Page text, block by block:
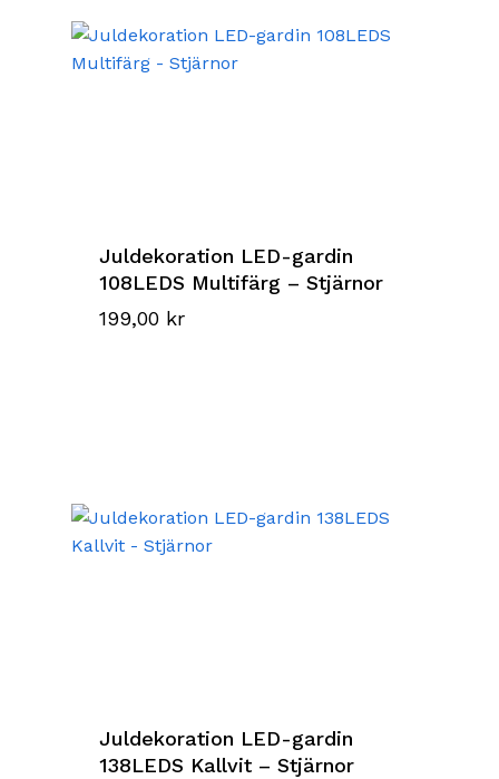
Juldekoration LED-gardin
108LEDS Multifärg – Stjärnor
199,00 kr
Juldekoration LED-gardin
138LEDS Kallvit – Stjärnor